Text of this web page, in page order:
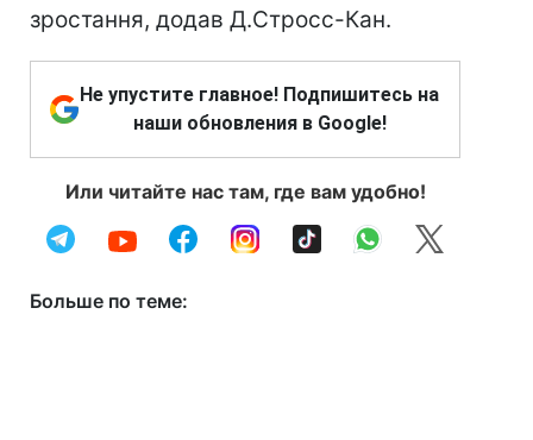
зростання, додав Д.Стросс-Кан.
Не упустите главное! Подпишитесь на
наши обновления в Google!
Или читайте нас там, где вам удобно!
Больше по теме: